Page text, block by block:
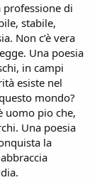
professione di
stabile,
Non c’è vera
Una poesia
in campi
esiste nel
mondo?
uomo pio che,
Una poesia
la